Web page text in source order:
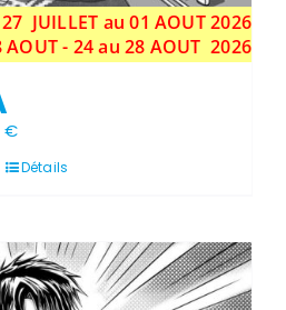
JUILLET au 01 AOUT 2026
AOUT - 24 au 28 AOUT 2026
€Plage
prix :
Détails